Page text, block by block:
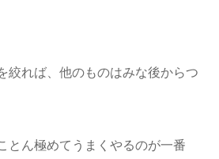
れば、他のものはみな後からつ
ん極めてうまくやるのが一番